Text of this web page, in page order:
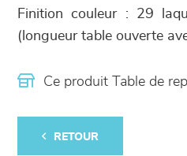
Finition couleur : 29
(longueur table ouverte
Ce produit Table de
RETOUR